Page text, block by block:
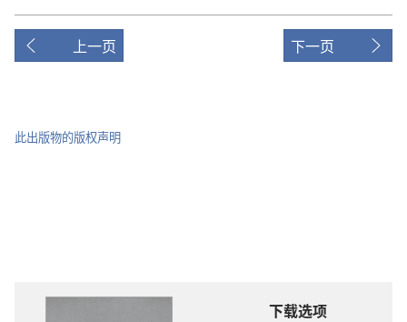
上一页 下一页
此出版物的版权声明
下载选项